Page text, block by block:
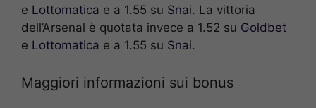
e Lottomatica e a 1.55 su Snai. La vittoria
dell’Arsenal è quotata invece a 1.52 su Goldbet
e Lottomatica e a 1.55 su Snai.
Maggiori informazioni sui bonus